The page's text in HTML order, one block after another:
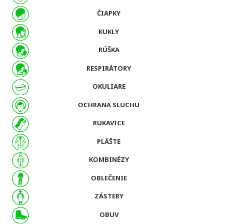
ČIAPKY
KUKLY
RÚŠKA
RESPIRÁTORY
OKULIARE
OCHRANA SLUCHU
RUKAVICE
PLÁŠTE
KOMBINÉZY
OBLEČENIE
ZÁSTERY
OBUV